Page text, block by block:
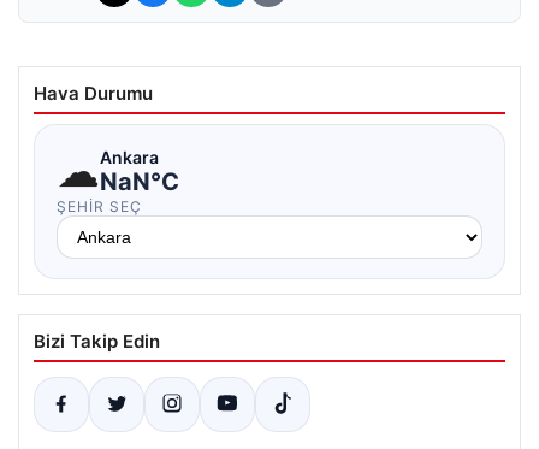
Hava Durumu
☁Ankara
NaN°C
ŞEHIR SEÇ
Bizi Takip Edin